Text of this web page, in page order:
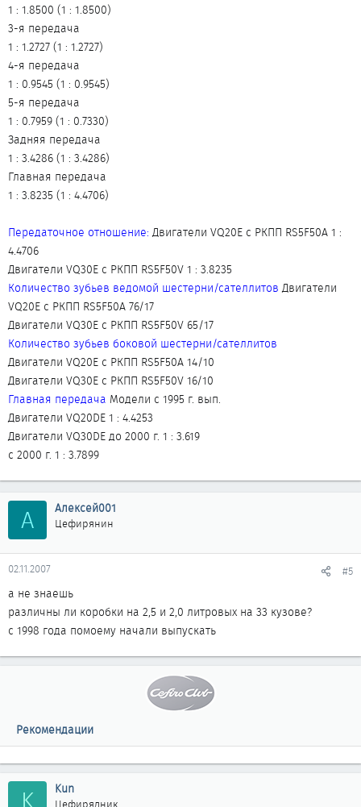
1 : 1.8500 (1 : 1.8500)
3-я передача
1 : 1.2727 (1 : 1.2727)
4-я передача
1 : 0.9545 (1 : 0.9545)
5-я передача
1 : 0.7959 (1 : 0.7330)
Задняя передача
1 : 3.4286 (1 : 3.4286)
Главная передача
1 : 3.8235 (1 : 4.4706)
Передаточное отношение: Двигатели VQ20E с РКПП RS5F50A 1 :
4.4706
Двигатели VQ30E с РКПП RS5F50V 1 : 3.8235
Количество зубьев ведомой шестерни/сателлитов Двигатели
VQ20E с РКПП RS5F50A 76/17
Двигатели VQ30E с РКПП RS5F50V 65/17
Количество зубьев боковой шестерни/сателлитов
Двигатели VQ20E с РКПП RS5F50A 14/10
Двигатели VQ30E с РКПП RS5F50V 16/10
Главная передача Модели с 1995 г. вып.
Двигатели VQ20DE 1 : 4.4253
Двигатели VQ30DE до 2000 г. 1 : 3.619
с 2000 г. 1 : 3.7899
А Алексей001
Цефирянин
02.11.2007 #5
а не знаешь
различны ли коробки на 2,5 и 2,0 литровых на 33 кузове?
с 1998 года помоему начали выпускать
Рекомендации
K Kun